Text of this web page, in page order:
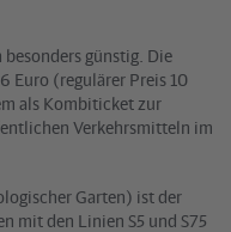
günstig. Die
Euro (regulärer Preis 10
als Kombiticket zur
Verkehrsmitteln im
Garten) ist der
mit den Linien S5 und S75